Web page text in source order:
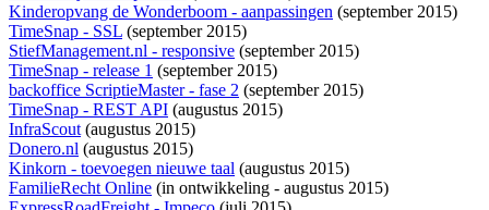
Kinderopvang de Wonderboom - aanpassingen (september 2015)
TimeSnap - SSL (september 2015)
StiefManagement.nl - responsive (september 2015)
TimeSnap - release 1 (september 2015)
backoffice ScriptieMaster - fase 2 (september 2015)
TimeSnap - REST API (augustus 2015)
InfraScout(augustus 2015)
Donero.nl (augustus 2015)
Kinkorn - toevoegen nieuwe taal (augustus 2015)
FamilieRecht Online (in ontwikkeling - augustus 2015)